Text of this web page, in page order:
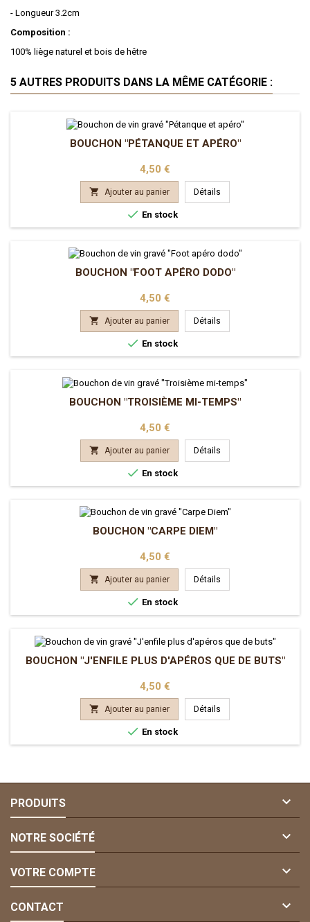
- Longueur 3.2cm
Composition :
100% liège naturel et bois de hêtre
5 AUTRES PRODUITS DANS LA MÊME CATÉGORIE :
BOUCHON "PÉTANQUE ET APÉRO"
Prix
4,50 €
 Ajouter au panier Détails
 En stock
BOUCHON "FOOT APÉRO DODO"
Prix
4,50 €
 Ajouter au panier Détails
 En stock
BOUCHON "TROISIÈME MI-TEMPS"
Prix
4,50 €
 Ajouter au panier Détails
 En stock
BOUCHON "CARPE DIEM"
Prix
4,50 €
 Ajouter au panier Détails
 En stock
BOUCHON "J'ENFILE PLUS D'APÉROS QUE DE BUTS"
Prix
4,50 €
 Ajouter au panier Détails
 En stock
PRODUITS 
NOTRE SOCIÉTÉ 
VOTRE COMPTE 
CONTACT 